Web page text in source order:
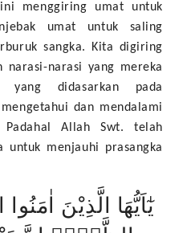
menggiring umat untuk
umat untuk saling
sangka. Kita digiring
narasi-narasi yang mereka
yang didasarkan pada
dan mendalami
Padahal Allah Swt. telah
untuk menjauhi prasangka
يٰٓاَيُّهَا الَّذِيْنَ